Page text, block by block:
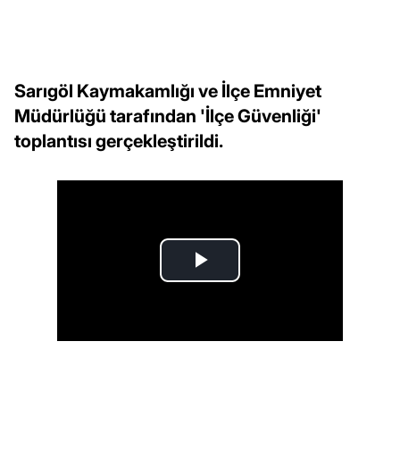
Sarıgöl Kaymakamlığı ve İlçe Emniyet
Müdürlüğü tarafından 'İlçe Güvenliği'
toplantısı gerçekleştirildi.